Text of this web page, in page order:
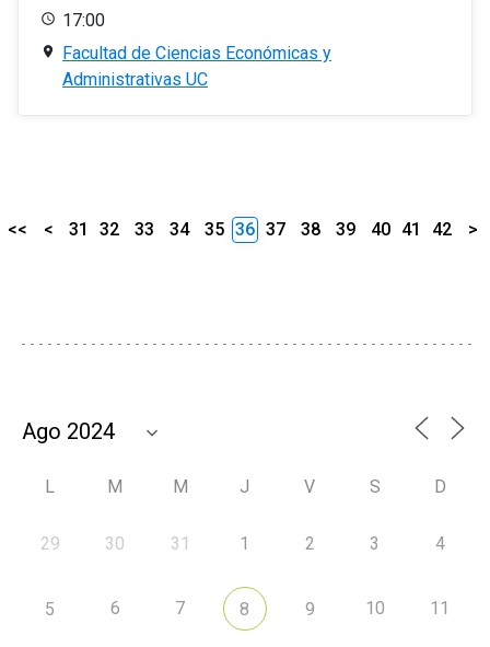
17:00
Facultad de Ciencias Económicas y
Administrativas UC
<< < 31 32 33 34 35 36 37 38 39 40 41 42 >
L M M J V S D
29 30 31 1 2 3 4
5 6 7 8 9 10 11